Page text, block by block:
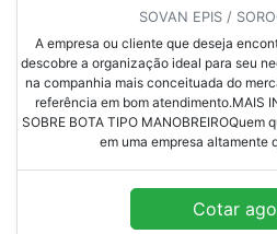
SOVAN EPIS /
A empresa ou cliente que deseja
descobre a organização ideal para seu
na companhia mais conceituada do
referência em bom atendimento.MAIS
SOBRE BOTA TIPO
em uma empresa altamente
Cotar